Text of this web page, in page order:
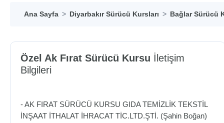
Ana Sayfa Diyarbakır Sürücü Kursları Bağlar Sürücü
Özel Ak Fırat Sürücü Kursu İletişim
Bilgileri
- AK FIRAT SÜRÜCÜ KURSU GIDA TEMİZLİK TEKSTİL
İNŞAAT İTHALAT İHRACAT TİC.LTD.ŞTİ. (Şahin Boğan)